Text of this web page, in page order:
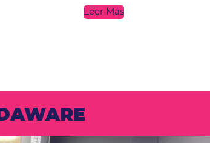
Leer Más